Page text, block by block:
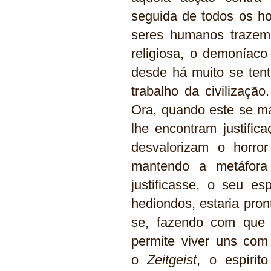
seguida de todos os
seres humanos
religiosa, o
desde há muito se
trabalho da
Ora, quando este se
lhe encontram
desvalorizam o
mantendo a
justificasse, o seu
hediondos, estaria
se, fazendo com
permite viver uns
oZeitgeist, o espírito